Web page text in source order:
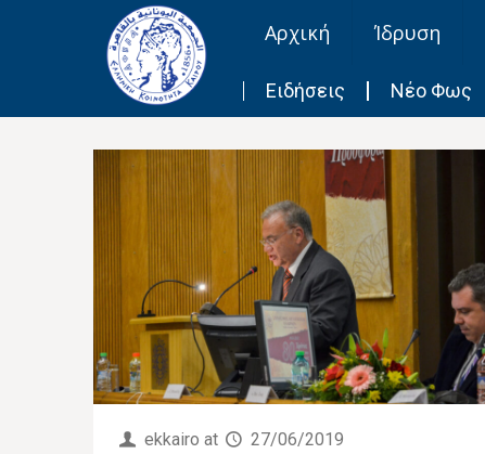
Αρχική Ίδρυση
Ειδήσεις Νέο Φως
ekkairo at 27/06/2019